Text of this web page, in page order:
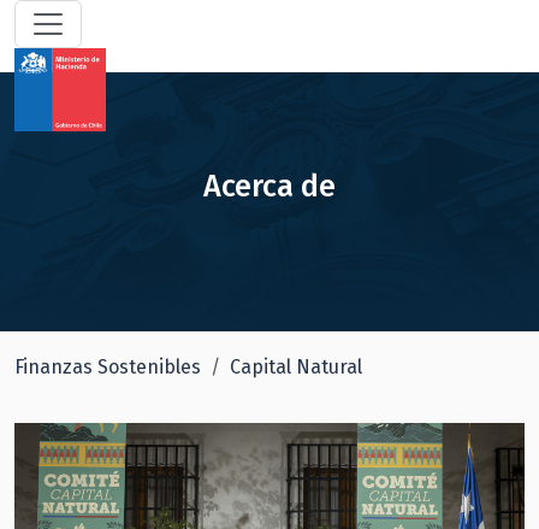
Acerca de
Finanzas Sostenibles Capital Natural